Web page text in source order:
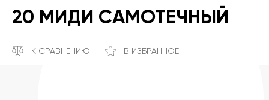
20 МИДИ САМОТЕЧНЫЙ
К СРАВНЕНИЮ В ИЗБРАННОЕ